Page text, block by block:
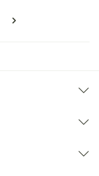
la page